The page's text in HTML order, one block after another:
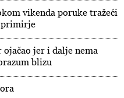
vikenda poruke tražeći
primirje
ojačao jer i dalje nema
blizu